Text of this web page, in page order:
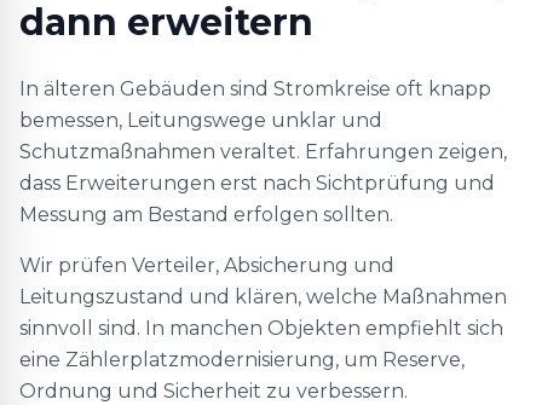
dann erweitern
In älteren Gebäuden sind Stromkreise oft knapp
bemessen, Leitungswege unklar und
Schutzmaßnahmen veraltet. Erfahrungen zeigen,
dass Erweiterungen erst nach Sichtprüfung und
Messung am Bestand erfolgen sollten.
Wir prüfen Verteiler, Absicherung und
Leitungszustand und klären, welche Maßnahmen
sinnvoll sind. In manchen Objekten empfiehlt sich
eine Zählerplatzmodernisierung, um Reserve,
Ordnung und Sicherheit zu verbessern.